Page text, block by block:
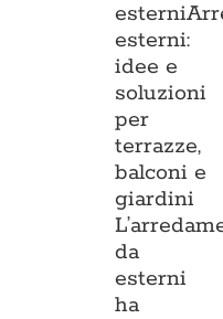
esterni
esterni:
idee e
soluzioni
per
terrazze,
balconi e
giardini
da
esterni
ha